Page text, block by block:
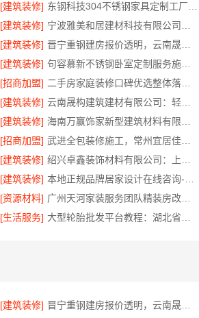
[建筑装修]
[建筑装修]
[建筑装修]
[建筑装修]
[招商加盟]
[建筑装修]
[建筑装修]
[招商加盟]
[建筑装修]
[建筑装修]
[资源材料]
[生活服务]
[建筑装修]